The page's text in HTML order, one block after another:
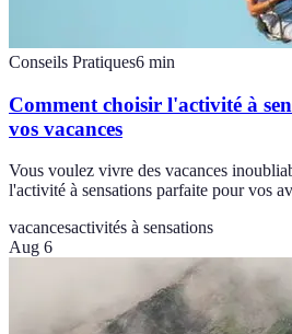
Conseils Pratiques6 min
Comment choisir l'activité à
vos vacances
Vous voulez vivre des vacances
l'activité à sensations parfaite pour vos
vacancesactivités à sensations
Aug 6